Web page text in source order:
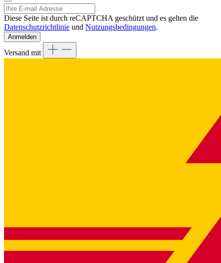
Diese Seite ist durch reCAPTCHA geschützt und es gelten die
Datenschutzrichtlinie und Nutzungsbedingungen.
Anmelden
Versand mit